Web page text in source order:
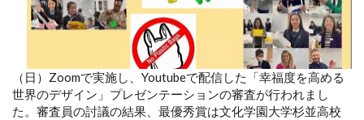
（日）Zoomで実施し、Youtubeで配信した「幸福度を高める
世界のデザイン」プレゼンテーションの審査が行われまし
た。審査員の討議の結果、最優秀賞は文化学園大学杉並高校